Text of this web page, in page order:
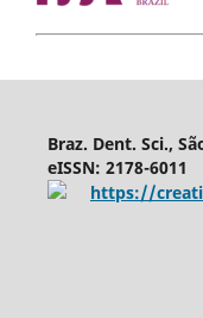
Braz. Dent. Sci.,
eISSN: 2178-6011
https://